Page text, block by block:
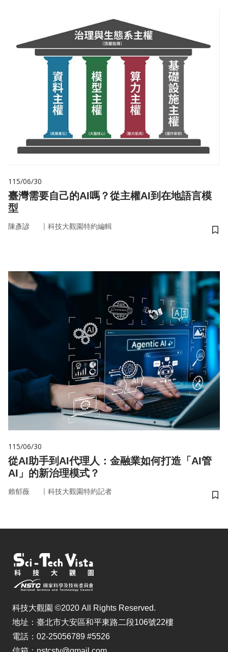
115/06/30
臺灣需要自己的AI嗎？從主權AI到在地語言模
型
陳彥諺 ｜ 科技大觀園特約編輯
儲
115/06/30
從AI助手到AI代理人：金融業如何打造「AI管
AI」的新治理模式？
賴郁薇 ｜ 科技大觀園特約記者
儲
科技大觀園 ©2020 All Rights Reserved.
地址：臺北市大安區和平東路二段106號22樓
電話：02-25056789 #5526